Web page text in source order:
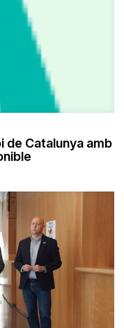
de Catalunya amb